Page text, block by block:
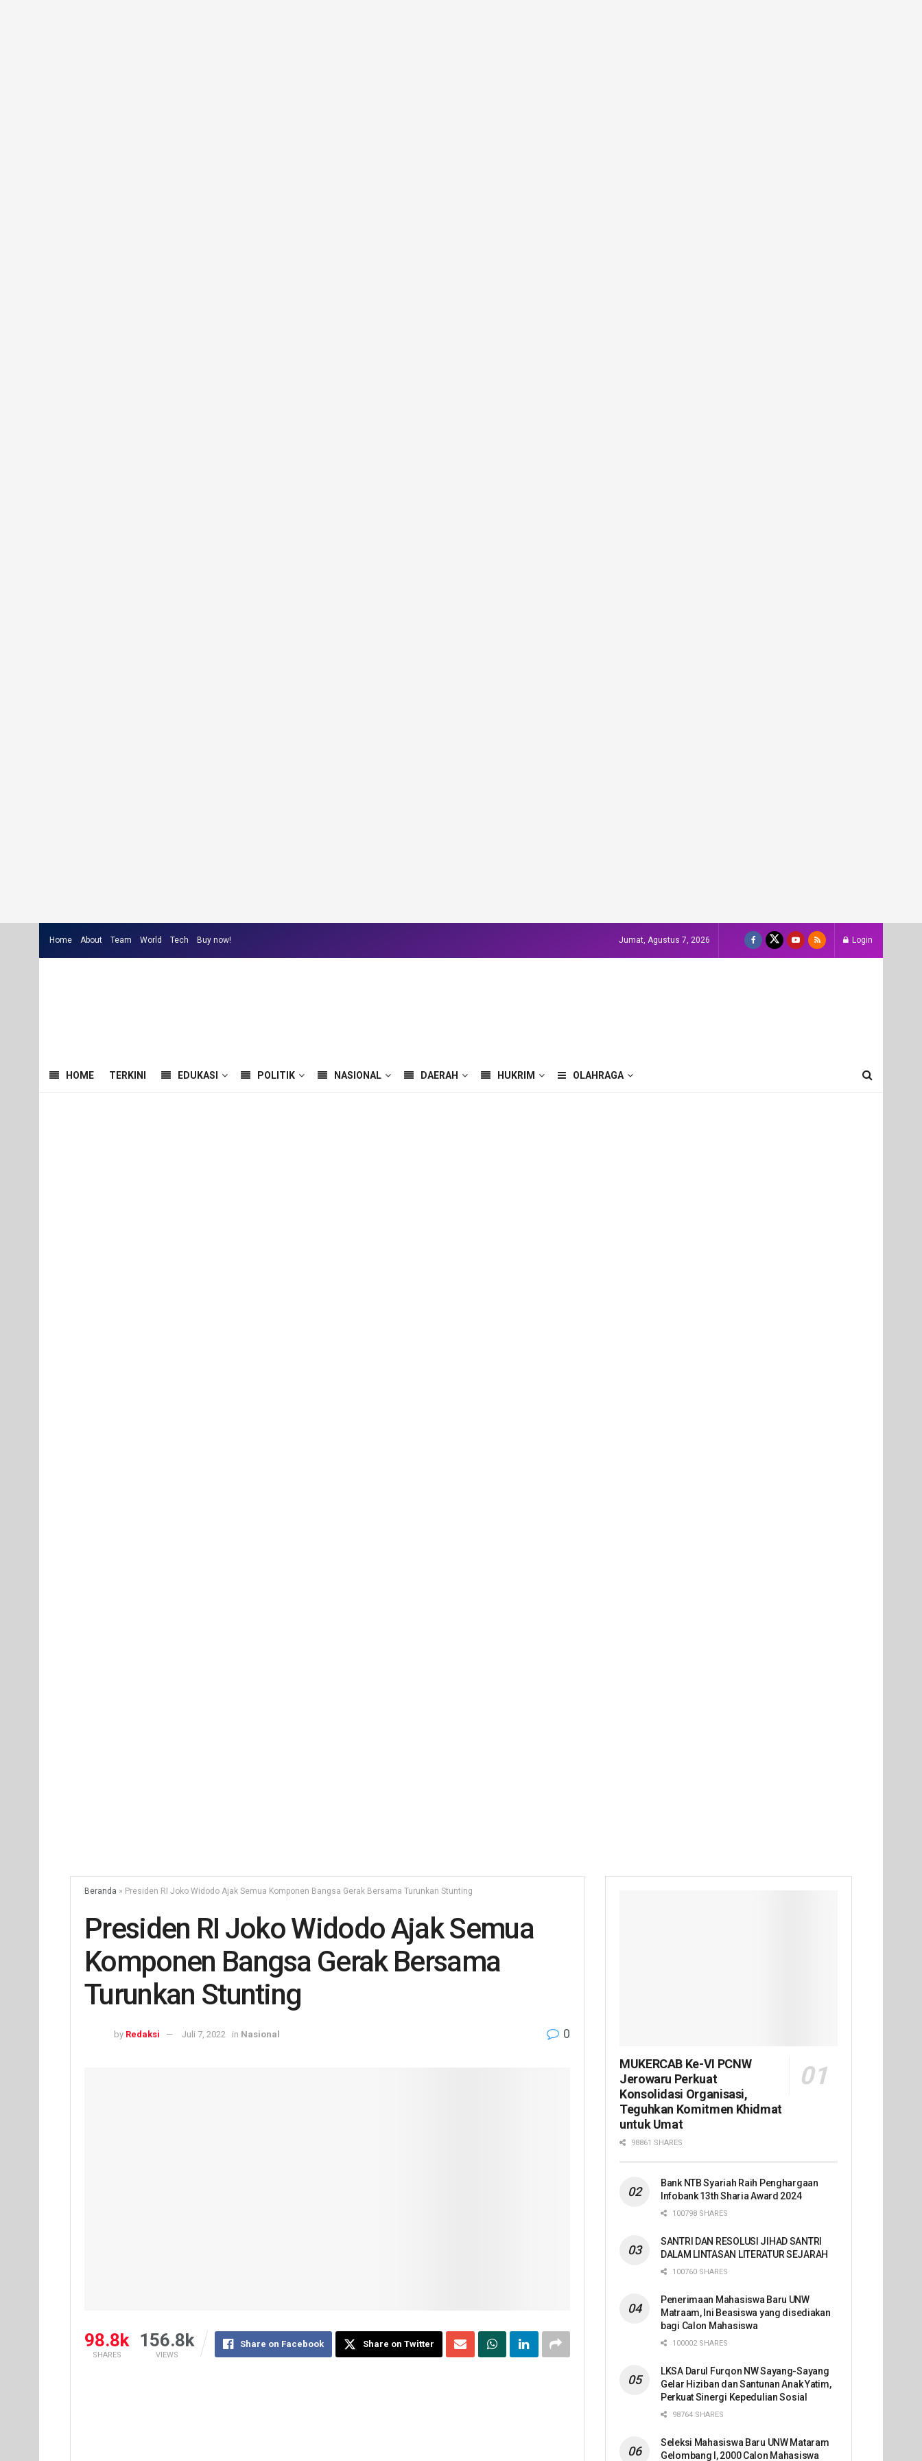
Home About Team World Tech Buy now! Jumat, Agustus 7, 2026 Login
HOME TERKINI EDUKASI POLITIK NASIONAL DAERAH HUKRIM OLAHRAGA
Beranda » Presiden RI Joko Widodo Ajak Semua Komponen Bangsa Gerak Bersama Turunkan Stunting
Presiden RI Joko Widodo Ajak Semua
Komponen Bangsa Gerak Bersama
Turunkan Stunting
by Redaksi Juli 7, 2022 in Nasional 0
98.8k
SHARES
156.8k
VIEWS
Share on Facebook Share on Twitter
MUKERCAB Ke-VI PCNW
Jerowaru Perkuat
Konsolidasi Organisasi,
Teguhkan Komitmen Khidmat
untuk Umat
98861 SHARES
Bank NTB Syariah Raih Penghargaan
Infobank 13th Sharia Award 2024
100798 SHARES
SANTRI DAN RESOLUSI JIHAD SANTRI
DALAM LINTASAN LITERATUR SEJARAH
100760 SHARES
Penerimaan Mahasiswa Baru UNW
Matraam, Ini Beasiswa yang disediakan
bagi Calon Mahasiswa
100002 SHARES
LKSA Darul Furqon NW Sayang-Sayang
Gelar Hiziban dan Santunan Anak Yatim,
Perkuat Sinergi Kepedulian Sosial
98764 SHARES
Seleksi Mahasiswa Baru UNW Mataram
Gelombang I, 2000 Calon Mahasiswa